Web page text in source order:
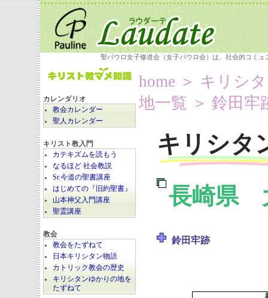
聖パウロ女子修道会（女子パウロ会）は、社会的コミ
カレンダリオ
教会カレンダー
聖人カレンダー
キリスト教入門
カテキズムを読もう
なるほど 社会教説
Sr.今道の聖書講座
はじめての『旧約聖書』
山本神父入門講座
聖霊講座
教会
教会をたずねて
日本キリシタン物語
カトリック教会の歴史
キリシタンゆかりの地を
たずねて
home ＞ キリシ
地一覧 ＞ 鈴田牢
キリシタ
長崎県
鈴田牢跡